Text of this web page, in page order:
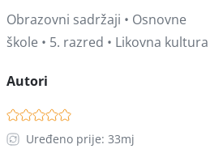
Obrazovni sadržaji • Osnovne
škole • 5. razred • Likovna kultura
Autori
Uređeno prije: 33mj